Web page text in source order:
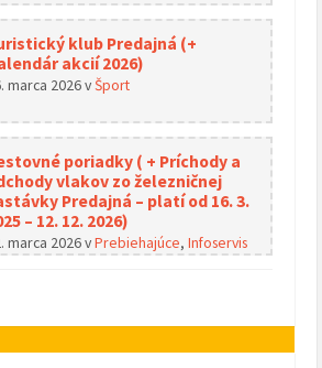
klub Predajná (+
akcií 2026)
marca 2026vŠport
poriadky ( + Príchody a
vlakov zo železničnej
Predajná – platí od 16. 3.
– 12. 12. 2026)
marca 2026vPrebiehajúce, Infoservis